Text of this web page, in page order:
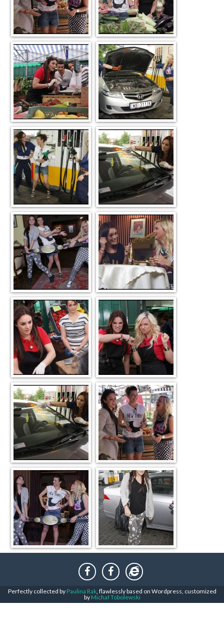
Perfectly collected by Paulina Rak, flawlessly based on Wordpress, customized
by Michał Tobolewski